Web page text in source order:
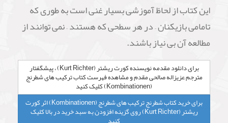
این کتاب از لحاظ آموزشی بسیار غنی است به طوری که
تامامی بازیکنان – در هر سطحی که هستند – نمی توانند از
مطالعه آن بی نیاز باشند.
برای دانلود مقدمه نویسنده کورت ریشتر (Kurt Richter) ، پیشگفتار
مترجم عزیزاله صالحی مقدم و مشاهده فهرست کتاب ترکیب های شطرنج
(Kombinationen) کلیک کنید
برای خرید کتاب شطرنج ترکیب های شطرنج (Kombinationen) اثر کورت
ریشتر (Kurt Richter) روی گزینه افزودن به سبد خرید در بالا کلیک